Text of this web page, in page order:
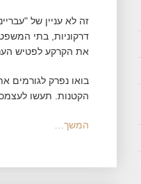
זה לא עניין של
דרקוניות, בתי
את הקרקע לפטיש
בואו נפרק
הקטנות. תעשו
המשך…